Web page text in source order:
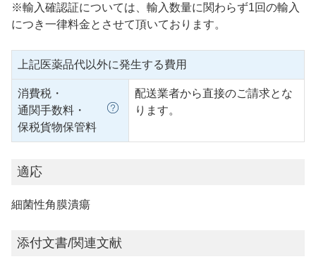
※輸入確認証については、輸入数量に関わらず1回の輸入
につき一律料金とさせて頂いております。
上記医薬品代以外に発生する費用
消費税・
通関手数料・
保税貨物保管料
配送業者から直接のご請求とな
ります。
適応
細菌性角膜潰瘍
添付文書/関連文献